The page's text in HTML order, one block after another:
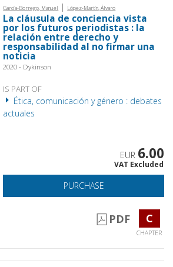
García-Borrego, Manuel | López-Martín, Álvaro
La cláusula de conciencia vista
por los futuros periodistas : la
relación entre derecho y
responsabilidad al no firmar una
noticia
2020 - Dykinson
IS PART OF
Ética, comunicación y género : debates
actuales
EUR 6.00
VAT Excluded
PURCHASE
PDF C
CHAPTER